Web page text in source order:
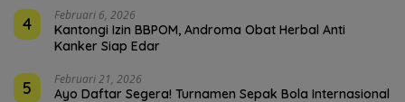
4 Februari 6, 2026
Kantongi Izin BBPOM, Androma Obat Herbal Anti
Kanker Siap Edar
5 Februari 21, 2026
Ayo Daftar Segera! Turnamen Sepak Bola Internasional